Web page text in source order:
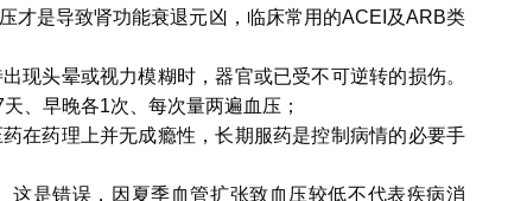
才是导致肾功能衰退元凶，临床常用的ACEI及ARB类
现头晕或视力模糊时，器官或已受不可逆转的损伤。
、早晚各1次、每次量两遍血压；
在药理上并无成瘾性，长期服药是控制病情的必要手
是错误，因夏季血管扩张致血压较低不代表疾病消